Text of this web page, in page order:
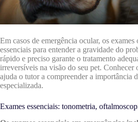
Em casos de emergência ocular, os
essenciais para entender a gravidade do
rápido e preciso garante o tratamento
irreversíveis na visão do seu pet. Conhecer
ajuda o tutor a compreender a importância
especializada.
Exames essenciais: tonometria,